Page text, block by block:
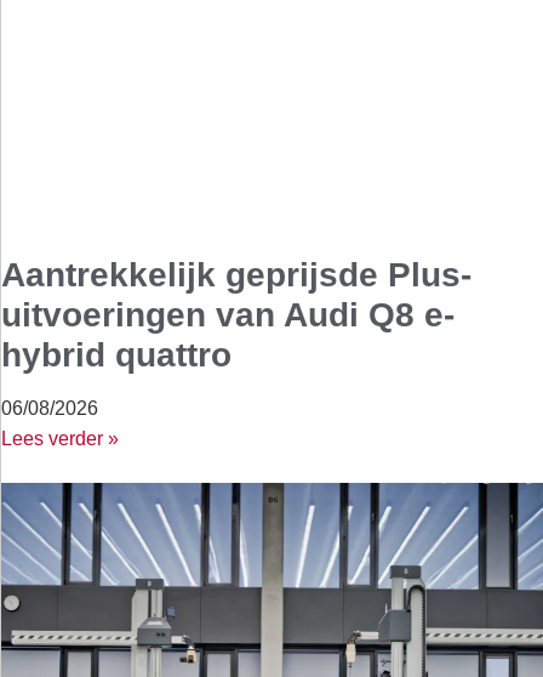
Aantrekkelijk geprijsde Plus-
uitvoeringen van Audi Q8 e-
hybrid quattro
06/08/2026
Lees verder »